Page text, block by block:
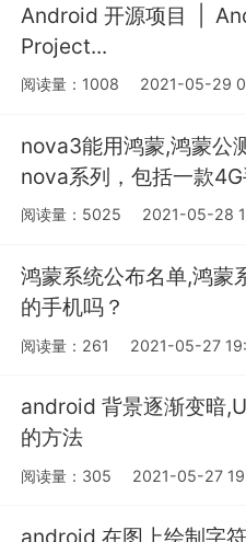
Android 开源项目 |
Project...
阅读量：1008 2021-05-29
nova3能用鸿蒙,鸿蒙公
nova系列，包括一款
阅读量：5025 2021-05-28
鸿蒙系统公布名单,鸿蒙
的手机吗？
阅读量：261 2021-05-27
android 背景逐渐变暗
的方法
阅读量：305 2021-05-27